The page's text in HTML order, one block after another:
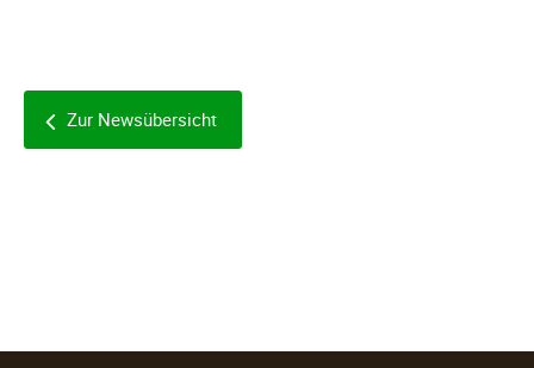
Zur Newsübersicht